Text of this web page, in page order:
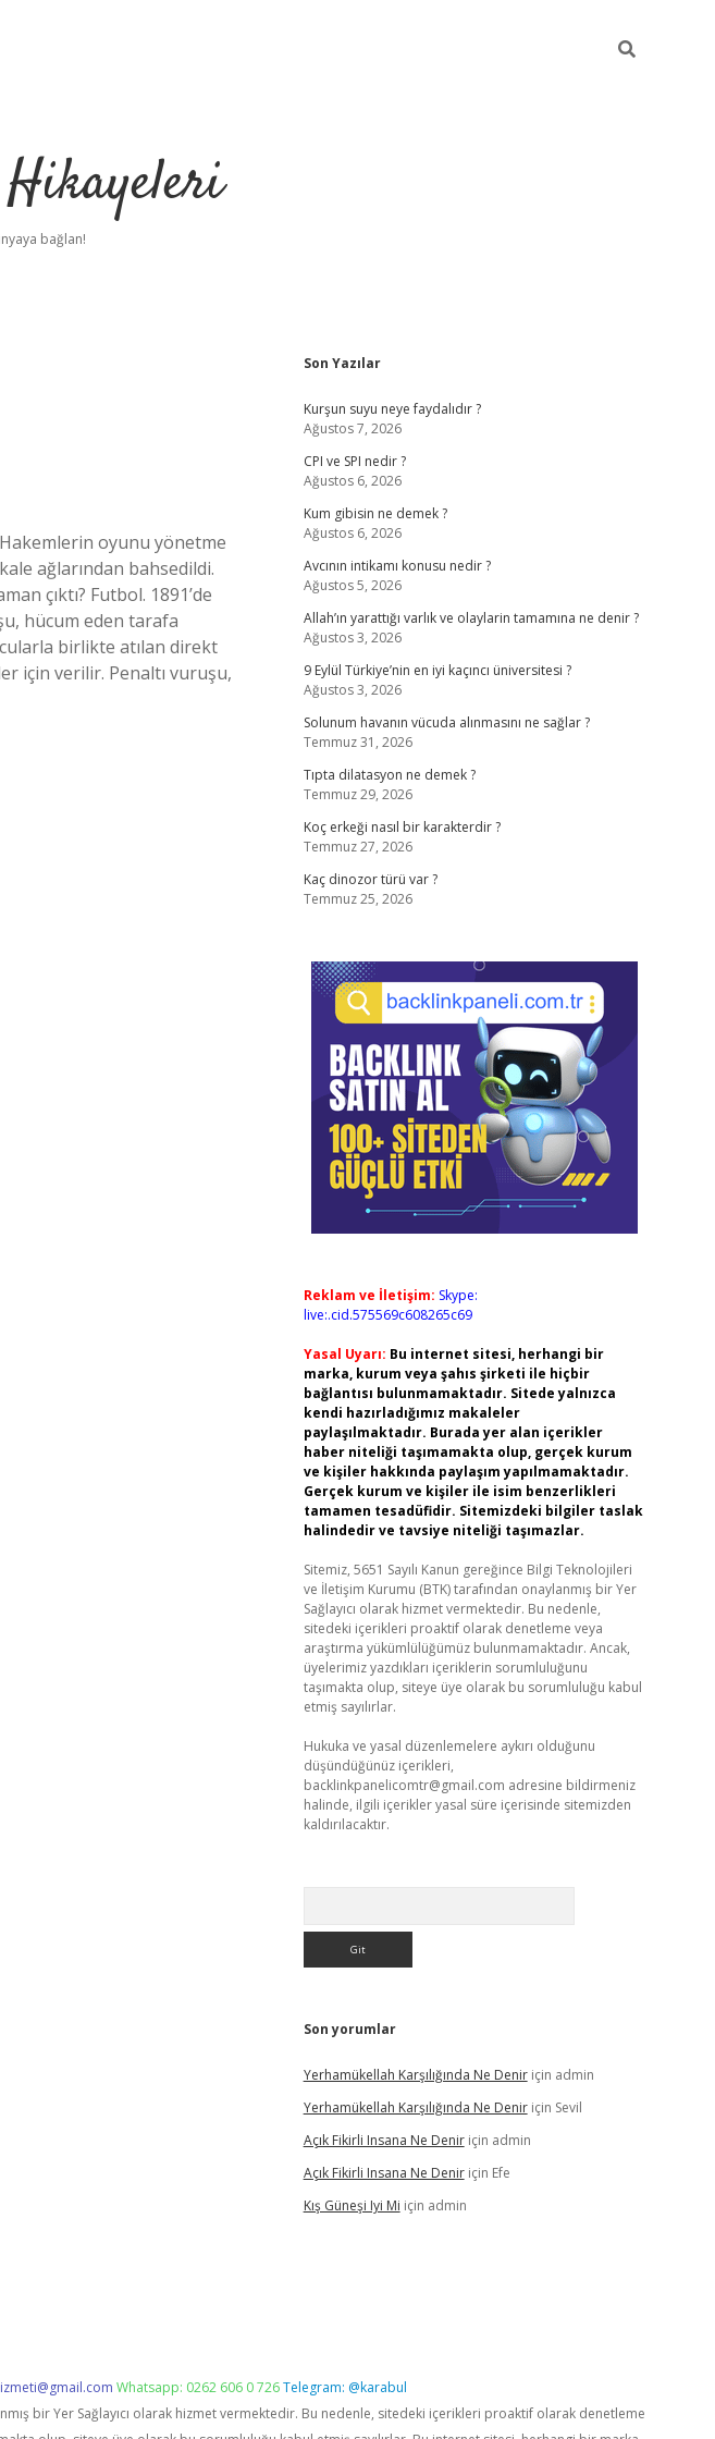
bağlan!
Hakemlerin oyunu yönetme
ağlarından bahsedildi.
çıktı? Futbol. 1891’de
hücum eden tarafa
birlikte atılan direkt
için verilir. Penaltı vuruşu,
Sidebar
Son Yazılar
Kurşun suyu neye faydalıdır ?
Ağustos 7, 2026
CPI ve SPI nedir ?
Ağustos 6, 2026
Kum gibisin ne demek ?
Ağustos 6, 2026
Avcının intikamı konusu nedir ?
Ağustos 5, 2026
Allah’ın yarattığı varlık ve olaylarin tamamına ne denir ?
Ağustos 3, 2026
9 Eylül Türkiye’nin en iyi kaçıncı üniversitesi ?
Ağustos 3, 2026
Solunum havanın vücuda alınmasını ne sağlar ?
Temmuz 31, 2026
Tıpta dilatasyon ne demek ?
Temmuz 29, 2026
Koç erkeği nasıl bir karakterdir ?
Temmuz 27, 2026
Kaç dinozor türü var ?
Temmuz 25, 2026
Reklam ve İletişim: Skype:
live:.cid.575569c608265c69
Yasal Uyarı: Bu internet sitesi, herhangi bir
marka, kurum veya şahıs şirketi ile hiçbir
bağlantısı bulunmamaktadır. Sitede yalnızca
kendi hazırladığımız makaleler
paylaşılmaktadır. Burada yer alan içerikler
haber niteliği taşımamakta olup, gerçek kurum
ve kişiler hakkında paylaşım yapılmamaktadır.
Gerçek kurum ve kişiler ile isim benzerlikleri
tamamen tesadüfidir. Sitemizdeki bilgiler taslak
halindedir ve tavsiye niteliği taşımazlar.
Sitemiz, 5651 Sayılı Kanun gereğince Bilgi Teknolojileri
ve İletişim Kurumu (BTK) tarafından onaylanmış bir Yer
Sağlayıcı olarak hizmet vermektedir. Bu nedenle,
sitedeki içerikleri proaktif olarak denetleme veya
araştırma yükümlülüğümüz bulunmamaktadır. Ancak,
üyelerimiz yazdıkları içeriklerin sorumluluğunu
taşımakta olup, siteye üye olarak bu sorumluluğu kabul
etmiş sayılırlar.
Hukuka ve yasal düzenlemelere aykırı olduğunu
düşündüğünüz içerikleri,
backlinkpanelicomtr@gmail.com adresine bildirmeniz
halinde, ilgili içerikler yasal süre içerisinde sitemizden
kaldırılacaktır.
Son yorumlar
Yerhamükellah Karşılığında Ne Deniriçin admin
Yerhamükellah Karşılığında Ne Deniriçin Sevil
Açık Fikirli Insana Ne Deniriçin admin
Açık Fikirli Insana Ne Deniriçin Efe
Kış Güneşi Iyi Mi için admin
Whatsapp: 0262 606 0 726Telegram: @karabul
bir Yer Sağlayıcı olarak hizmet vermektedir. Bu nedenle, sitedeki içerikleri proaktif olarak denetleme